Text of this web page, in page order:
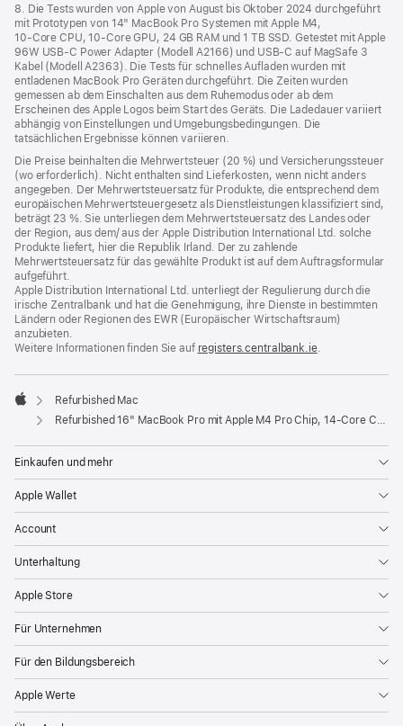
8. Die Tests wurden von Apple von August bis Oktober 2024 durchgeführt
mit Prototypen von 14" MacBook Pro Systemen mit Apple M4,
10‑Core CPU, 10‑Core GPU, 24 GB RAM und 1 TB SSD. Getestet mit Apple
96W USB‑C Power Adapter (Modell A2166) und USB‑C auf MagSafe 3
Kabel (Modell A2363). Die Tests für schnelles Aufladen wurden mit
entladenen MacBook Pro Geräten durchgeführt. Die Zeiten wurden
gemessen ab dem Einschalten aus dem Ruhemodus oder ab dem
Erscheinen des Apple Logos beim Start des Geräts. Die Ladedauer variiert
abhängig von Einstellungen und Umgebungsbedingungen. Die
tatsächlichen Ergebnisse können variieren.
Die Preise beinhalten die Mehrwertsteuer (20 %) und Versicherungssteuer
(wo erforderlich). Nicht enthalten sind Lieferkosten, wenn nicht anders
angegeben. Der Mehrwertsteuersatz für Produkte, die entsprechend dem
europäischen Mehrwertsteuergesetz als Dienstleistungen klassifiziert sind,
beträgt 23 %. Sie unterliegen dem Mehrwertsteuersatz des Landes oder
der Region, aus dem/ aus der Apple Distribution International Ltd. solche
Produkte liefert, hier die Republik Irland. Der zu zahlende
Mehrwertsteuersatz für das gewählte Produkt ist auf dem Auftragsformular
aufgeführt.
Apple Distribution International Ltd. unterliegt der Regulierung durch die
irische Zentralbank und hat die Genehmigung, ihre Dienste in bestimmten
Ländern oder Regionen des EWR (Europäischer Wirtschaftsraum)
anzubieten.
Weitere Informationen finden Sie auf registers.centralbank.ie(Öffnet
neues
.
Apple
Refurbished Mac
Refurbished 16" MacBook Pro mit Apple M4 Pro Chip, 14‑Core CPU und 20‑Core GPU - Silber
Einkaufen und mehr
Apple Wallet
Account
Unterhaltung
Apple Store
Für Unternehmen
Für den Bildungsbereich
Apple Werte